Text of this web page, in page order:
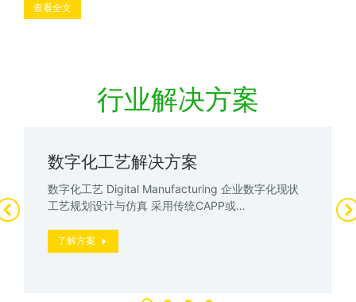
查看全文
行业解决方案
数字化工艺解决方案
数字化工艺 Digital Manufacturing 企业数字化现状
工艺规划设计与仿真 采用传统CAPP或…
了解方案